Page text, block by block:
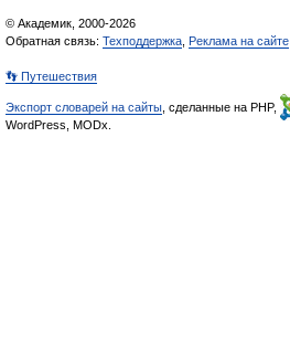
© Академик, 2000-2026
Обратная связь: Техподдержка Реклама на сайте
👣 Путешествия
Экспорт словарей на сайты , сделанные на PHP,
WordPress, MODx.